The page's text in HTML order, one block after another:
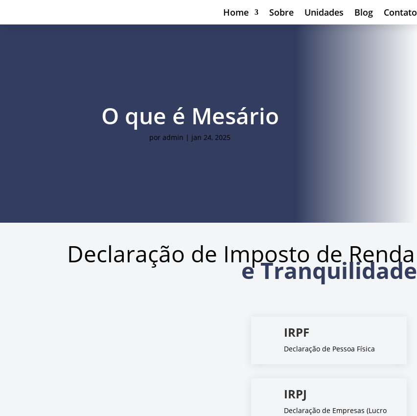
Home Sobre Unidades Blog Contato
O que é Mesário
poradmin | jan 24, 2025
Declaração de Imposto de Renda
e Tranquilidade
IRPF
Declaração de Pessoa Física
IRPJ
Declaração de Empresas (Lucro